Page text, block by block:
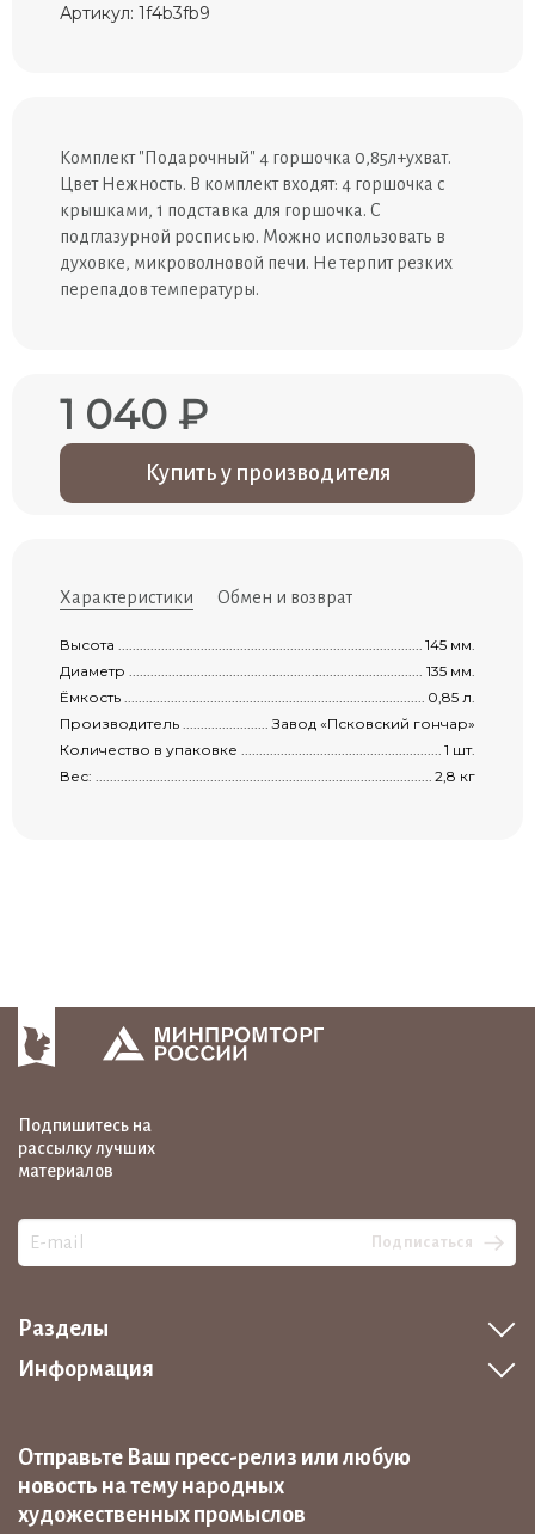
Артикул: 1f4b3fb9
Комплект "Подарочный" 4 горшочка 0,85л+ухват.
Цвет Нежность. В комплект входят: 4 горшочка с
крышками, 1 подставка для горшочка. С
подглазурной росписью. Можно использовать в
духовке, микроволновой печи. Не терпит резких
перепадов температуры.
1 040 ₽
Купить у производителя
Характеристики Обмен и возврат
Высота
145 мм.
Диаметр
135 мм.
Ёмкость
0,85 л.
Производитель
Завод «Псковский гончар»
Количество в упаковке
1 шт.
Вес:
2,8 кг
Подпишитесь на
рассылку лучших
материалов
Подписаться
Разделы
Информация
Отправьте Ваш пресс-релиз или любую
новость на тему народных
художественных промыслов